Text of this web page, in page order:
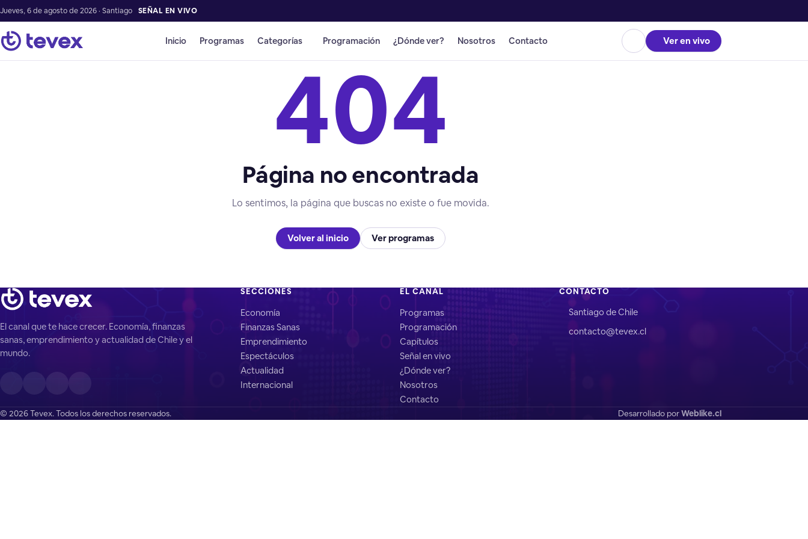
Jueves, 6 de agosto de 2026 · Santiago SEÑAL EN VIVO
Inicio Programas Categorías Programación ¿Dónde ver? Nosotros Contacto Ver en vivo
404
Página no encontrada
Lo sentimos, la página que buscas no existe o fue movida.
Volver al inicio Ver programas
El canal que te hace crecer. Economía, finanzas
sanas, emprendimiento y actualidad de Chile y el
mundo.
SECCIONES
Economía
Finanzas Sanas
Emprendimiento
Espectáculos
Actualidad
Internacional
EL CANAL
Programas
Programación
Capítulos
Señal en vivo
¿Dónde ver?
Nosotros
Contacto
CONTACTO
Santiago de Chile
contacto@tevex.cl
© 2026 Tevex. Todos los derechos reservados. Desarrollado porWeblike.cl